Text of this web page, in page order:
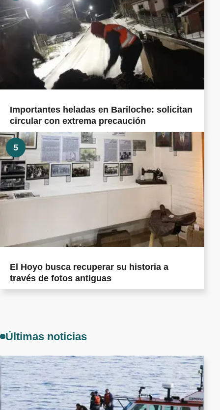
Importantes heladas en Bariloche: solicitan
circular con extrema precaución
5
El Hoyo busca recuperar su historia a
través de fotos antiguas
Últimas noticias